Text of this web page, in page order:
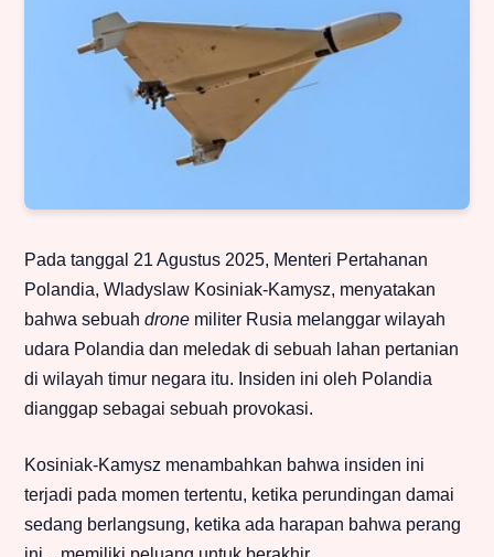
Pada tanggal 21 Agustus 2025, Menteri Pertahanan
Polandia, Wladyslaw Kosiniak-Kamysz, menyatakan
bahwa sebuah drone militer Rusia melanggar wilayah
udara Polandia dan meledak di sebuah lahan pertanian
di wilayah timur negara itu. Insiden ini oleh Polandia
dianggap sebagai sebuah provokasi.
Kosiniak-Kamysz menambahkan bahwa insiden ini
terjadi pada momen tertentu, ketika perundingan damai
sedang berlangsung, ketika ada harapan bahwa perang